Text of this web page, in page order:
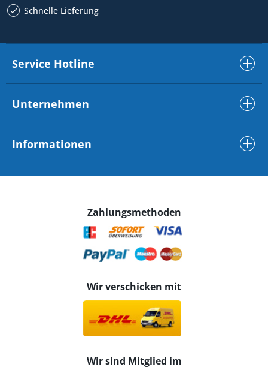
Schnelle Lieferung
Service Hotline
Unternehmen
Informationen
Zahlungsmethoden
Wir verschicken mit
Wir sind Mitglied im